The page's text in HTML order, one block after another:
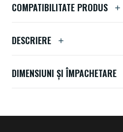
COMPATIBILITATE PRODUS
DESCRIERE
DIMENSIUNI ȘI ÎMPACHETARE